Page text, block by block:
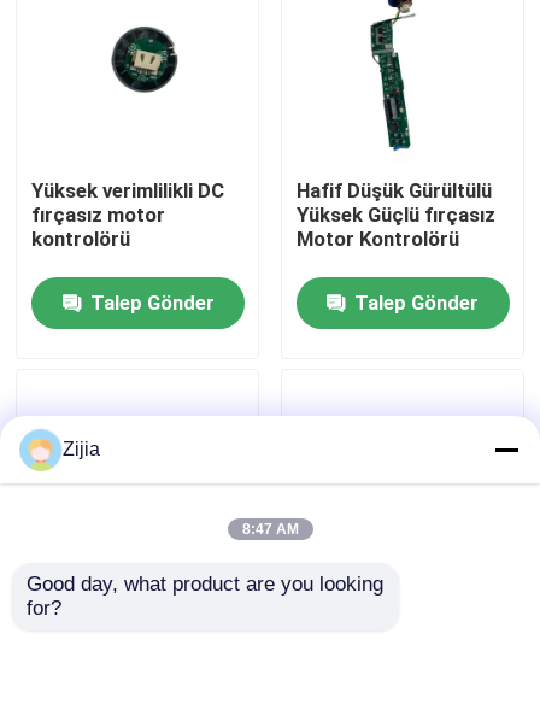
Hakkımızda
Fabrika turu
Bize Ulaşın
Yüksek Hızlı Fırçasız Motor
Yüksek verimlilikli DC
fırçasız motor
kontrolörü
Talep Gönder
Hafif Düşük Gürültülü
Yüksek Güçlü fırçasız
Motor Kontrolörü
Talep Gönder
Paslanmaz Çelik
Zijia
8:47 AM
Good day, what product are you looking
for?